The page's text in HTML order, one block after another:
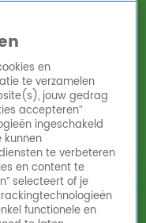
Hitlijsten
en
te verzamelen
jouw gedrag
accepteren”
ingeschakeld
kunnen
te verbeteren
en content te
selecteert of je
functionele en